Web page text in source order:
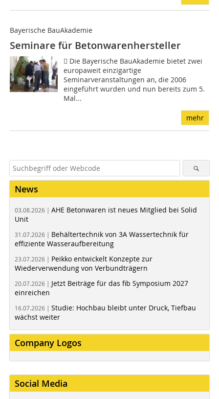
Bayerische BauAkademie
Seminare für Betonwarenhersteller
 Die Bayerische BauAkademie bietet zwei
europaweit einzigartige
Seminarveranstaltungen an, die 2006
eingeführt wurden und nun bereits zum 5.
Mal...
mehr
News
03.08.2026 | AHE Betonwaren ist neues Mitglied bei Solid
Unit
31.07.2026 | Behältertechnik von 3A Wassertechnik für
effiziente Wasseraufbereitung
23.07.2026 | Peikko entwickelt Konzepte zur
Wiederverwendung von Verbundträgern
20.07.2026 | Jetzt Beiträge für das fib Symposium 2027
einreichen
16.07.2026 | Studie: Hochbau bleibt unter Druck, Tiefbau
wächst weiter
Company Logos
Social Media